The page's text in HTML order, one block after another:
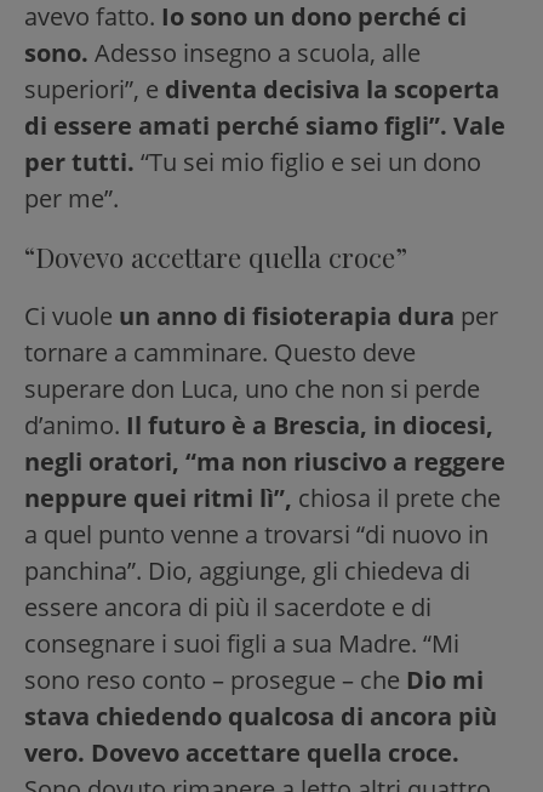
avevo fatto. Io sono un dono perché ci
sono. Adesso insegno a scuola, alle
superiori”, e diventa decisiva la scoperta
di essere amati perché siamo figli”. Vale
per tutti. “Tu sei mio figlio e sei un dono
per me”.
“Dovevo accettare quella croce”
Ci vuole un anno di fisioterapia dura per
tornare a camminare. Questo deve
superare don Luca, uno che non si perde
d’animo. Il futuro è a Brescia, in diocesi,
negli oratori, “ma non riuscivo a reggere
neppure quei ritmi lì”, chiosa il prete che
a quel punto venne a trovarsi “di nuovo in
panchina”. Dio, aggiunge, gli chiedeva di
essere ancora di più il sacerdote e di
consegnare i suoi figli a sua Madre. “Mi
sono reso conto – prosegue – che Dio mi
stava chiedendo qualcosa di ancora più
vero. Dovevo accettare quella croce.